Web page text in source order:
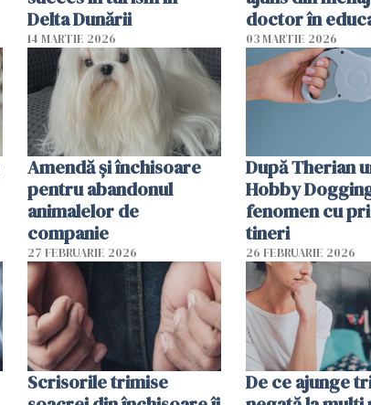
Delta Dunării
14 MARTIE 2026
doctor în
03 MARTIE 2026
Amendă și închisoare
pentru abandonul
animalelor de
companie
27 FEBRUARIE 2026
După Therian
Hobby
fenomen cu
tineri
26 FEBRUARIE 2026
Scrisorile trimise
De ce ajunge